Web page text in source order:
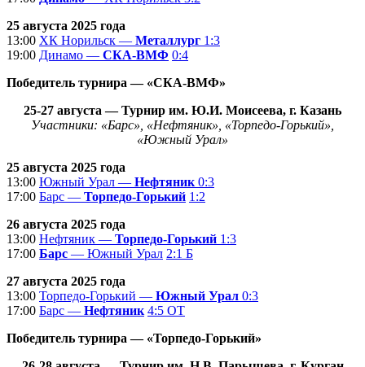
25 августа 2025 года
13:00 ХК Норильск — Металлург 1:3
19:00 Динамо — СКА-ВМФ 0:4
Победитель турнира — «СКА-ВМФ»
25-27 августа— Турнир им. Ю.И. Моисеева, г. Казань
Участники: «Барс», «Нефтяник», «Торпедо-Горький»,
«Южный Урал»
25 августа 2025 года
13:00 Южный Урал — Нефтяник 0:3
17:00 Барс — Торпедо-Горький 1:2
26 августа 2025 года
13:00 Нефтяник — Торпедо-Горький 1:3
17:00 Барс — Южный Урал 2:1 Б
27 августа 2025 года
13:00 Торпедо-Горький — Южный Урал 0:3
17:00 Барс — Нефтяник 4:5 ОТ
Победитель турнира — «Торпедо-Горький»